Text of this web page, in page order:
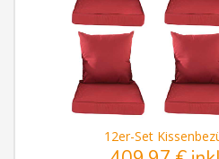
12er-Set